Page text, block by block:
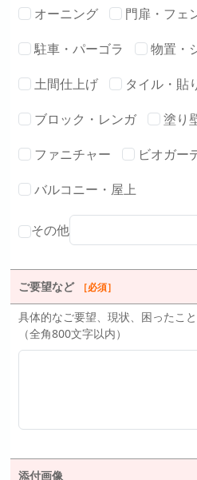
オーニング 門扉・フェ
駐車・パーゴラ
物置・
土間仕上げ
タイル・貼
ブロック・レンガ
塗り
ファニチャー
ビオガー
バルコニー・屋上
その他
ご要望など ［必須］
具体的なご要望、現状、困ったこ
（全角800文字以内）
添付画像